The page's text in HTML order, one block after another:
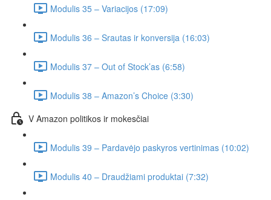
Modulis 35 – Variacijos (17:09)
Modulis 36 – Srautas ir konversija (16:03)
Modulis 37 – Out of Stock’as (6:58)
Modulis 38 – Amazon’s Choice (3:30)
V Amazon politikos ir mokesčiai
Modulis 39 – Pardavėjo paskyros vertinimas (10:02)
Modulis 40 – Draudžiami produktai (7:32)